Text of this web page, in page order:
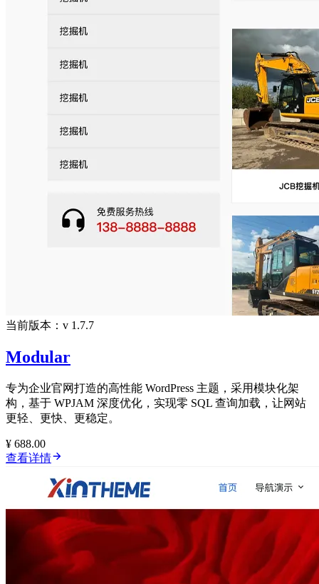
当前版本：v 1.7.7
Modular
专为企业官网打造的高性能 WordPress 主题，采用模块化架
构，基于 WPJAM 深度优化，实现零 SQL 查询加载，让网站
更轻、更快、更稳定。
¥ 688.00
查看详情